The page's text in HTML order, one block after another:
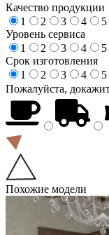
Качество продукции
1
2 3 4
5
Уровень сервиса
1
2 3 4
5
Срок изготовления
1
2 3 4
5
Пожалуйста,
Похожие модели